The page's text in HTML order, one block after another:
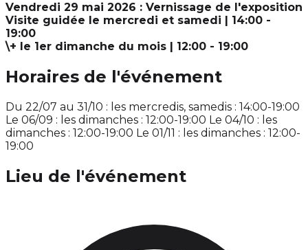
Vendredi 29 mai 2026 : Vernissage de l'exposition
Visite guidée le mercredi et samedi | 14:00 -
19:00
\+ le 1er dimanche du mois | 12:00 - 19:00
Horaires de l'événement
Du 22/07 au 31/10 : les mercredis, samedis : 14:00-19:00
Le 06/09 : les dimanches : 12:00-19:00 Le 04/10 : les
dimanches : 12:00-19:00 Le 01/11 : les dimanches : 12:00-
19:00
Lieu de l'événement